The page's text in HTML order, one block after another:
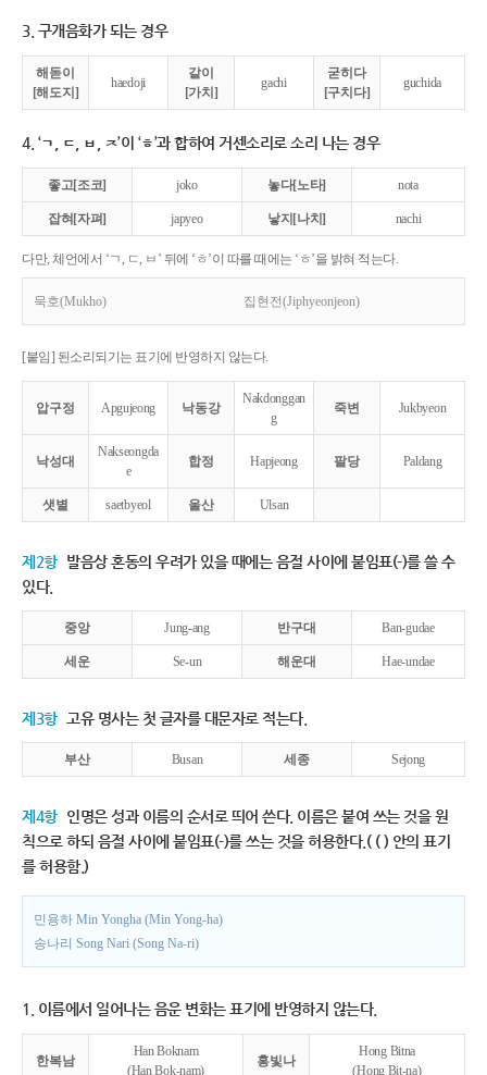
3. 구개음화가 되는 경우
해돋이
[해도지]
haedoji
같이
[가치]
gachi
굳히다
[구치다]
guchida
4. ‘ㄱ, ㄷ, ㅂ, ㅈ’이 ‘ㅎ’과 합하여 거센소리로 소리 나는 경우
좋고[조코] joko 놓다[노타] nota
잡혀[자펴] japyeo 낳지[나치] nachi
다만, 체언에서 ‘ㄱ, ㄷ, ㅂ’ 뒤에 ‘ㅎ’이 따를 때에는 ‘ㅎ’을 밝혀 적는다.
묵호(Mukho) 집현전(Jiphyeonjeon)
[붙임] 된소리되기는 표기에 반영하지 않는다.
압구정 Apgujeong 낙동강
Nakdonggan
g
죽변 Jukbyeon
낙성대
Nakseongda
e
합정 Hapjeong 팔당 Paldang
샛별 saetbyeol 울산 Ulsan
제2항 발음상 혼동의 우려가 있을 때에는 음절 사이에 붙임표(-)를 쓸 수
있다.
중앙 Jung-ang 반구대 Ban-gudae
세운 Se-un 해운대 Hae-undae
제3항 고유 명사는 첫 글자를 대문자로 적는다.
부산 Busan 세종 Sejong
제4항 인명은 성과 이름의 순서로 띄어 쓴다. 이름은 붙여 쓰는 것을 원
칙으로 하되 음절 사이에 붙임표(-)를 쓰는 것을 허용한다.( ( ) 안의 표기
를 허용함.)
민용하 Min Yongha (Min Yong-ha)
송나리 Song Nari (Song Na-ri)
1. 이름에서 일어나는 음운 변화는 표기에 반영하지 않는다.
한복남
Han Boknam
(Han Bok-nam)
홍빛나
Hong Bitna
(Hong Bit-na)